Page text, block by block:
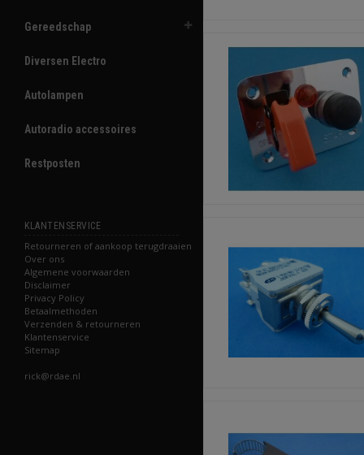
Gereedschap
Diversen Electro
Autolampen
Autoradio accessoires
Restposten
KLANTENSERVICE
Retourneren of aankoop terugdraaien
Over ons
Algemene voorwaarden
Disclaimer
Privacy Policy
Betaalmethoden
Verzenden & retourneren
Klantenservice
Sitemap
rick@rdae.nl